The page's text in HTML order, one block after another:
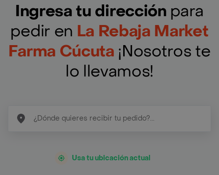
Ingresa tu dirección para
pedir en La Rebaja Market
Farma Cúcuta ¡Nosotros te
lo llevamos!
Usa tu ubicación actual